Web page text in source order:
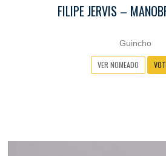
FILIPE JERVIS –
Guincho
VER NOMEADO